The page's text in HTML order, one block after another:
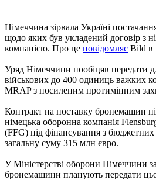
Німеччина зірвала Україні
щодо яких був укладений договір з
компанією. Про це повідомляє Bild в
Уряд Німеччини пообіцяв передати
військових до 400 одиниць важких
MRAP з посиленим протимінним
Контракт на поставку бронемашин
німецька оборонна компанія
(FFG) під фінансування з
загальну суму 315 млн євро.
У Міністерстві оборони Німеччини
бронемашини планують передати